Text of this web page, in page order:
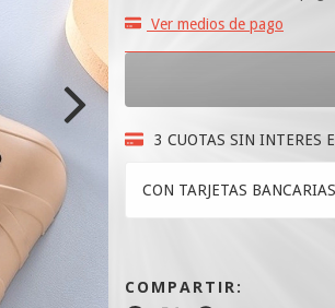
Ver medios de pago
3 CUOTAS SIN INTERES
CON TARJETAS
COMPARTIR: